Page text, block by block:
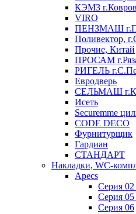
КЭМЗ г.Ковров
VIRO
ПЕНЗМАШ
Поливектор,
Прочие, Китай
ПРОСАМ
РИГЕЛЬ
Евродверь
СЕЛЬМАШ
Исеть
Securemme
CODE DECO
Фурнитурщик
Гардиан
СТАНДАРТ
Накладки, WC-
Apecs
Cерия
Cерия
Cерия 06